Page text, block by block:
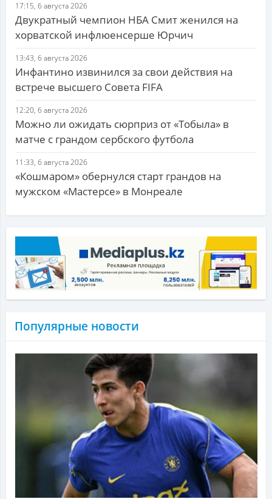
17:15, 6 августа 2026
Двукратный чемпион НБА Смит женился на
хорватской инфлюенсерше Юрчич
13:43, 6 августа 2026
Инфантино извинился за свои действия на
встрече высшего Совета FIFA
12:20, 6 августа 2026
Можно ли ожидать сюрприз от «Тобыла» в
матче с грандом сербского футбола
11:33, 6 августа 2026
«Кошмаром» обернулся старт грандов на
мужском «Мастерсе» в Монреале
Популярные новости